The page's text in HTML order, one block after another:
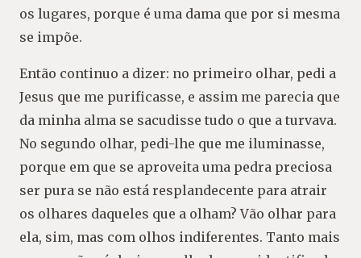
os lugares, porque é uma dama que por si mesma
se impõe.
Então continuo a dizer: no primeiro olhar, pedi a
Jesus que me purificasse, e assim me parecia que
da minha alma se sacudisse tudo o que a turvava.
No segundo olhar, pedi-lhe que me iluminasse,
porque em que se aproveita uma pedra preciosa
ser pura se não está resplandecente para atrair
os olhares daqueles que a olham? Vão olhar para
ela, sim, mas com olhos indiferentes. Tanto mais